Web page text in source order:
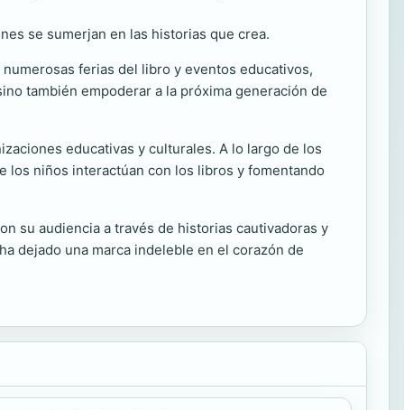
se sumerjan en las historias que crea.
ferias del libro y eventos educativos,
también empoderar a la próxima generación de
educativas y culturales. A lo largo de los
los niños interactúan con los libros y fomentando
su audiencia a través de historias cautivadoras y
dejado una marca indeleble en el corazón de